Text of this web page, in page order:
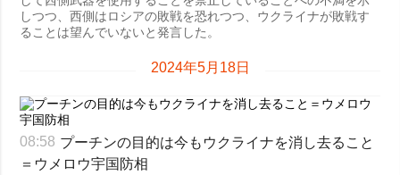
しつつ、西側はロシアの敗戦を恐れつつ、ウクライナが敗戦す
ることは望んでいないと発言した。
2024年5月18日
08:58 プーチンの目的は今もウクライナを消し去ること
＝ウメロウ宇国防相